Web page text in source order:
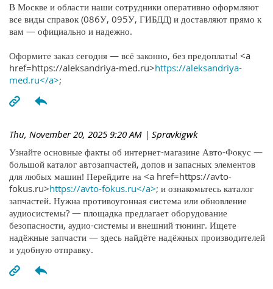
В Москве и области наши сотрудники оперативно оформляют
все виды справок (086У, 095У, ГИБДД) и доставляют прямо к
вам — официально и надежно.
Оформите заказ сегодня — всё законно, без предоплаты! <a
href=https://aleksandriya-med.ru>https://aleksandriya-
med.ru</a>;
Thu, November 20, 2025 9:20 AM | Spravkigwk
Узнайте основные факты об интернет-магазине Авто-Фокус —
большой каталог автозапчастей, допов и запасных элементов
для любых машин! Перейдите на <a href=https://avto-
fokus.ru>https://avto-fokus.ru</a>; и ознакомьтесь каталог
запчастей. Нужна противоугонная система или обновление
аудиосистемы? — площадка предлагает оборудование
безопасности, аудио-системы и внешний тюнинг. Ищете
надёжные запчасти — здесь найдёте надёжных производителей
и удобную отправку.